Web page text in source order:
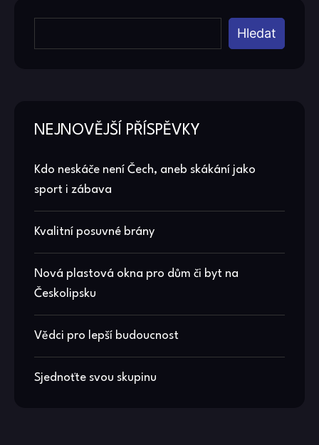
Hledat
NEJNOVĚJŠÍ PŘÍSPĚVKY
Kdo neskáče není Čech, aneb skákání jako
sport i zábava
Kvalitní posuvné brány
Nová plastová okna pro dům či byt na
Českolipsku
Vědci pro lepší budoucnost
Sjednoťte svou skupinu